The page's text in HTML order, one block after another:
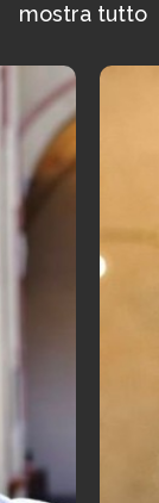
mostra tutto